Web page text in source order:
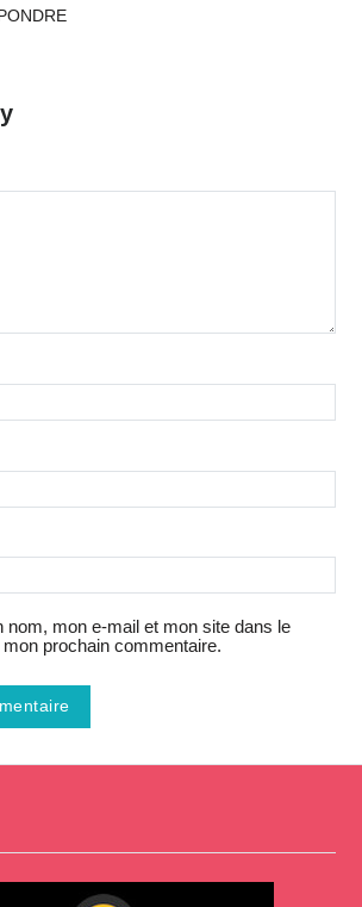
nom, mon e-mail et mon site dans le
prochain commentaire.